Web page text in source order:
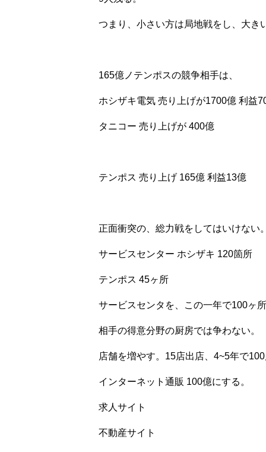
つまり、小さい方は局地戦をし、大き
165億ノテンポスの競争相手は、
ホシザキ電気 売り上げが1700億 利益
タニコー 売り上げが 400億
テンポス 売り上げ 165億 利益13億
正面衝突の、総力戦をしてはいけない
サービスセンター ホシザキ 120箇所
テンポス 45ヶ所
サービスセンタを、この一年で100ヶ
相手の得意分野の厨房では争わない。
店舗を増やす。15店出店、4~5年で
インターネット通販 100億にする。
求人サイト
不動産サイト